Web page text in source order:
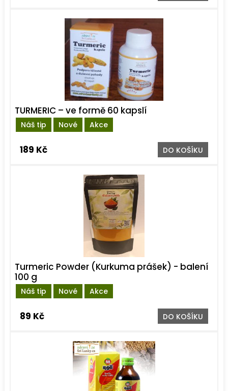
Náš tip Nové Akce
TURMERIC – ve formě 60 kapslí
189 Kč DO KOŠÍKU
Náš tip Nové Akce
Turmeric Powder (Kurkuma prášek) - balení
100 g
89 Kč DO KOŠÍKU